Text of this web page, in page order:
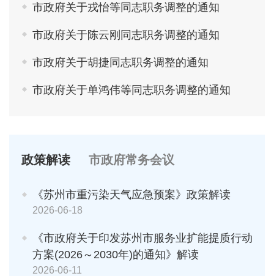
市政府关于戎怡等同志职务调整的通知
市政府关于陈云刚同志职务调整的通知
市政府关于胡捷同志职务调整的通知
市政府关于单鸿伟等同志职务调整的通知
政策解读 市政府常务会议
《苏州市重污染天气应急预案》政策解读
2026-06-18
《市政府关于印发苏州市服务业扩能提质行动
方案(2026～2030年)的通知》解读
2026-06-11